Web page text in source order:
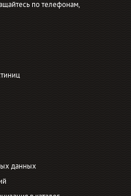
по телефонам,
данных